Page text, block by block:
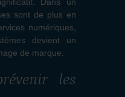
sont de plus en
numériques,
devient un
de marque.
les